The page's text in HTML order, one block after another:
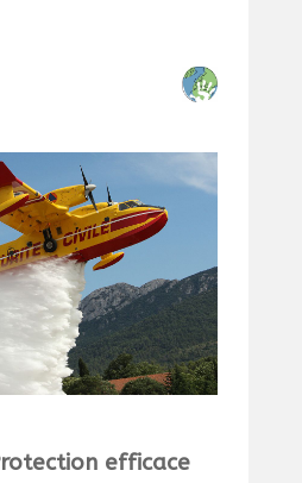
efficace